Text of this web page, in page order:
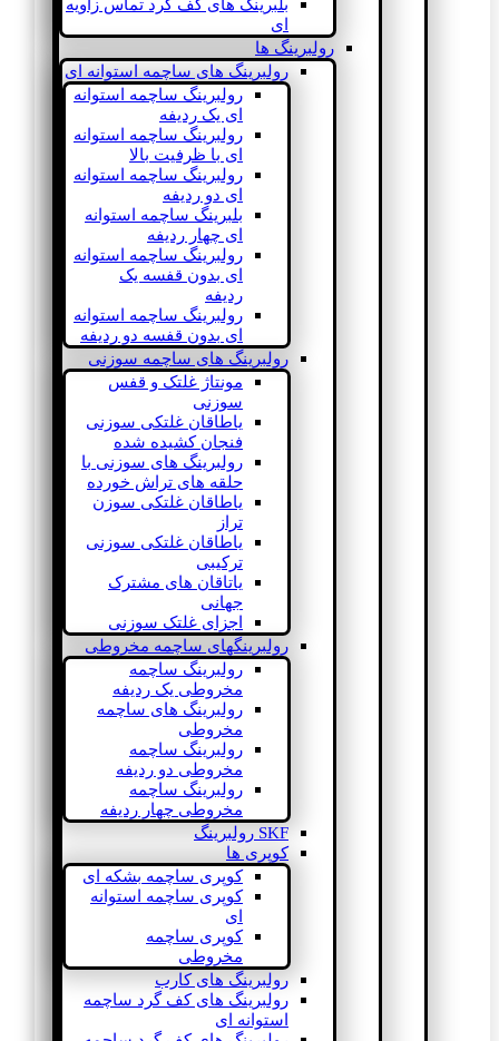
بلبرینگ های کف گرد تماس زاویه
ای
رولبرینگ ها
رولبرینگ های ساچمه استوانه ای
رولبرینگ ساچمه استوانه
ای یک ردیفه
رولبرینگ ساچمه استوانه
ای با ظرفیت بالا
رولبرینگ ساچمه استوانه
ای دو ردیفه
بلبرینگ ساچمه استوانه
ای چهار ردیفه
رولبرینگ ساچمه استوانه
ای بدون قفسه یک
ردیفه
رولبرینگ ساچمه استوانه
ای بدون قفسه دو ردیفه
رولبرینگ های ساچمه سوزنی
مونتاژ غلتک و قفس
سوزنی
یاطاقان غلتکی سوزنی
فنجان کشیده شده
رولبرینگ های سوزنی با
حلقه های تراش خورده
یاطاقان غلتکی سوزن
تراز
یاطاقان غلتکی سوزنی
ترکیبی
یاتاقان های مشترک
جهانی
اجزای غلتک سوزنی
رولبرینگهای ساچمه مخروطی
رولبرینگ ساچمه
مخروطی یک ردیفه
رولبرینگ های ساچمه
مخروطی
رولبرینگ ساچمه
مخروطی دو ردیفه
رولبرینگ ساچمه
مخروطی چهار ردیفه
SKF رولبرینگ
کوپری ها
کوپری ساچمه بشکه ای
کوپری ساچمه استوانه
ای
کوپری ساچمه
مخروطی
رولبرینگ های کارب
رولبرینگ های کف گرد ساچمه
استوانه ای